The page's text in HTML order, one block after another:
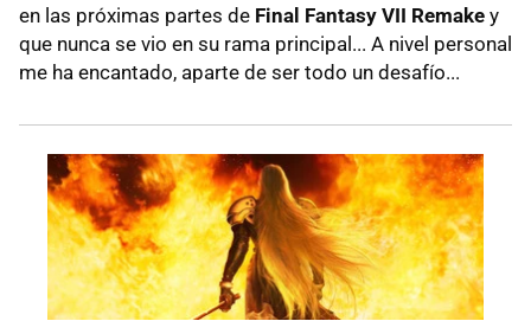
en las próximas partes de Final Fantasy VII Remake y
que nunca se vio en su rama principal... A nivel personal
me ha encantado, aparte de ser todo un desafío...